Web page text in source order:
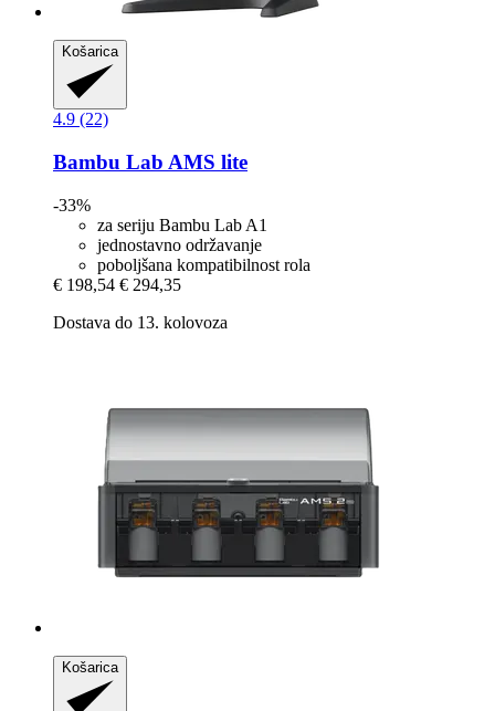
Košarica
4.9 (22)
Bambu Lab AMS lite
-33%
za seriju Bambu Lab A1
jednostavno održavanje
poboljšana kompatibilnost rola
€ 198,54 € 294,35
Dostava do 13. kolovoza
Košarica